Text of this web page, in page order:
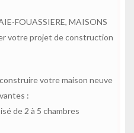
FOUASSIERE, MAISONS
votre projet de construction
votre maison neuve
:
de 2 à 5 chambres